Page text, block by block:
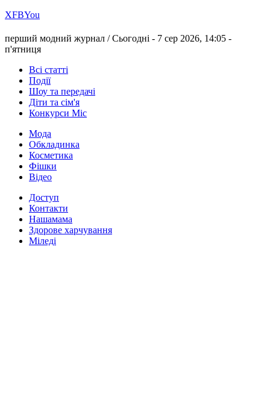
ХFBYou
перший модний журнал /Сьогодні - 7 сер 2026, 14:05 -
п'ятниця
Всі статті
Події
Шоу та передачі
Діти та сім'я
Конкурси Міс
Мода
Обкладинка
Косметика
Фішки
Відео
Доступ
Контакти
Нашамама
Здорове харчування
Міледі